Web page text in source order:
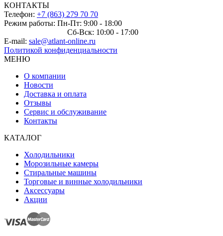
КОНТАКТЫ
Телефон: +7 (863) 279 70 70
Режим работы: Пн-Пт: 9:00 - 18:00
Сб-Вск: 10:00 - 17:00
E-mail: sale@atlant-online.ru
Политикой конфиденциальности
МЕНЮ
О компании
Новости
Доставка и оплата
Отзывы
Сервис и обслуживание
Контакты
КАТАЛОГ
Холодильники
Морозильные камеры
Стиральные машины
Торговые и винные холодильники
Аксессуары
Акции